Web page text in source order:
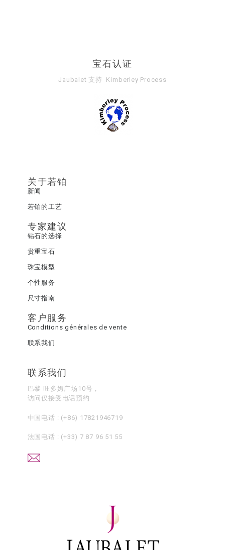
宝石认证
Jaubalet 支持 Kimberley Process
关于若铂
新闻
若铂的工艺
专家建议
钻石的选择
贵重宝石
珠宝模型
个性服务
尺寸指南
客户服务
Conditions générales de vente
联系我们
联系我们
巴黎 旺多姆广场10号，
访问仅接受电话预约
中国电话 : (+86) 17821946719
法国电话 : (+33) 7 87 96 51 55